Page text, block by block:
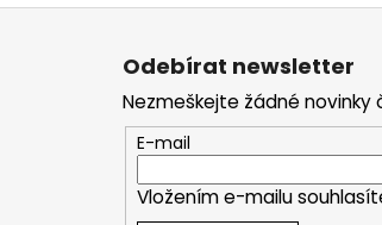
Z
Odebírat newsletter
Nezmeškejte žádné novinky
E-mail
Vložením e-mailu